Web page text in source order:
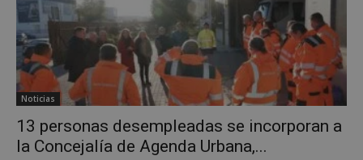
Noticias
13 personas desempleadas se incorporan a
la Concejalía de Agenda Urbana,...
Cookies no clasificadas